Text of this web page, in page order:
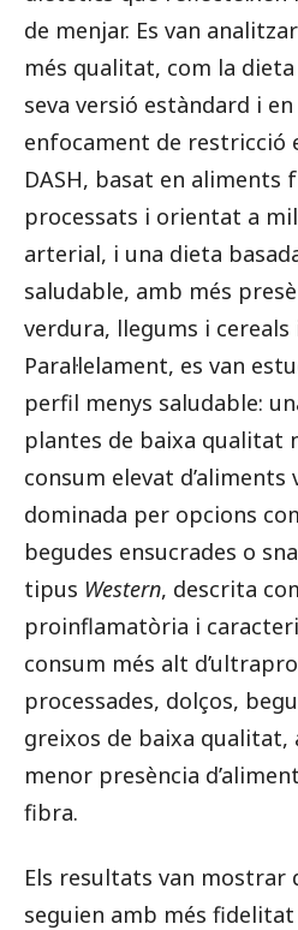
de menjar. Es van
més qualitat, com la
seva versió estàndard i
enfocament de restricció
DASH, basat en aliments
processats i orientat a
arterial, i una dieta
saludable, amb més
verdura, llegums i cereals
Paral·lelament, es van
perfil menys saludable:
plantes de baixa qualitat
consum elevat d’aliments
dominada per opcions
begudes ensucrades o
tipus Western, descrita
proinflamatòria i
consum més alt
processades, dolços,
greixos de baixa qualitat,
menor presència
fibra.
Els resultats van mostrar
seguien amb més